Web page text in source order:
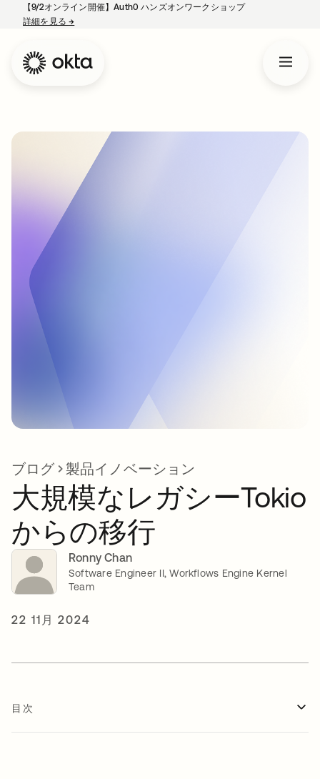
【9/2オンライン開催】Auth0 ハンズオンワークショップ
詳細を見る→
ブログ 製品イノベーション
大規模なレガシーTokio
からの移行
Ronny Chan
Software Engineer II, Workflows Engine Kernel
Team
22 11月 2024
目次